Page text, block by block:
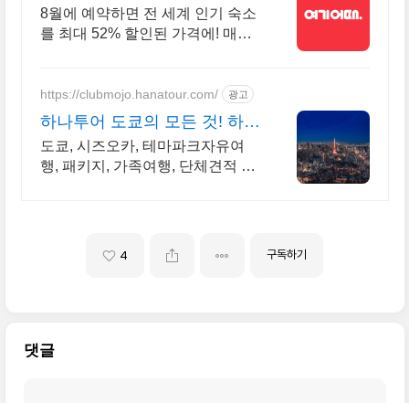
대 81% 할인
8월에 예약하면 전 세계 인기 숙소
를 최대 52% 할인된 가격에! 매주
https://clubmojo.hanatour.com/ 광고
하나투어 도쿄의 모든 것! 하나
투어 공식예약 인증센터
도쿄, 시즈오카, 테마파크자유여
행, 패키지, 가족여행, 단체견적 친
4 구독하기
댓글